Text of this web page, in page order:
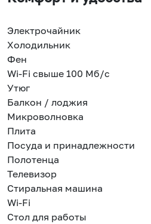
Электрочайник
Холодильник
Фен
Wi-Fi свыше 100 Мб/с
Утюг
Балкон / лоджия
Микроволновка
Плита
Посуда и принадлежности
Полотенца
Телевизор
Стиральная машина
Wi-Fi
Стол для работы